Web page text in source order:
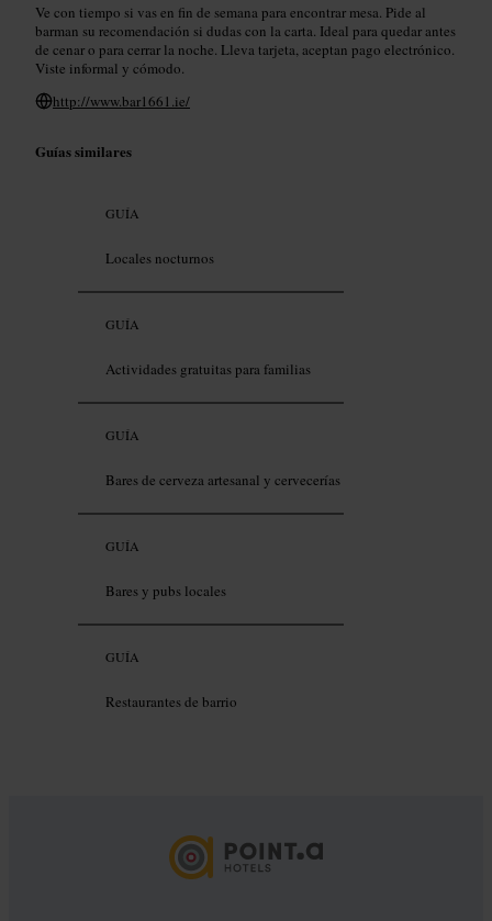
Ve con tiempo si vas en fin de semana para encontrar mesa. Pide al
barman su recomendación si dudas con la carta. Ideal para quedar antes
de cenar o para cerrar la noche. Lleva tarjeta, aceptan pago electrónico.
Viste informal y cómodo.
http://www.bar1661.ie/
Guías similares
GUÍA
Locales nocturnos
GUÍA
Actividades gratuitas para familias
GUÍA
Bares de cerveza artesanal y cervecerías
GUÍA
Bares y pubs locales
GUÍA
Restaurantes de barrio